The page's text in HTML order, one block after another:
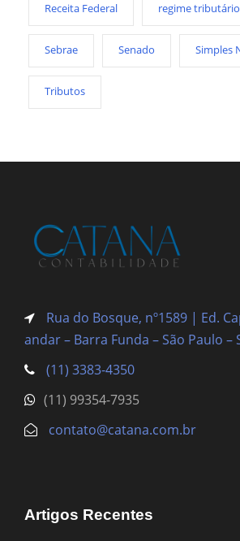
Receita Federal regime tributário
Sebrae Senado Simples
Tributos
Rua do Bosque, nº1589 | Ed.
andar – Barra Funda – São Paulo –
(11) 3383-4350
(11) 99354-7935
contato@catana.com.br
Artigos Recentes